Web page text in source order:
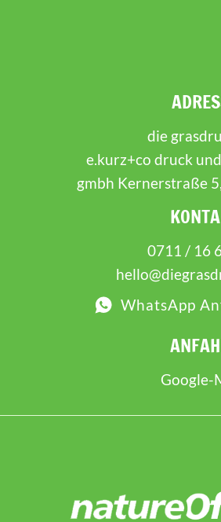
die
e.kurz+co druck
gmbh Kernerstraße
0711 / 16
WhatsApp
Google-